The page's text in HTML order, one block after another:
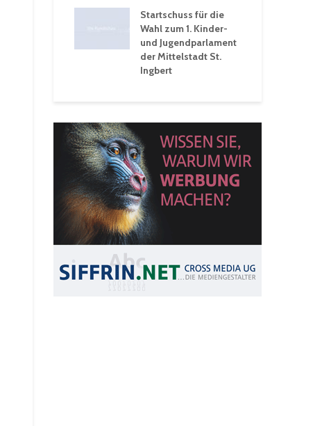
Startschuss für die
Wahl zum 1. Kinder-
und Jugendparlament
der Mittelstadt St.
Ingbert